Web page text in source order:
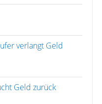
verlangt Geld
Geld zurück